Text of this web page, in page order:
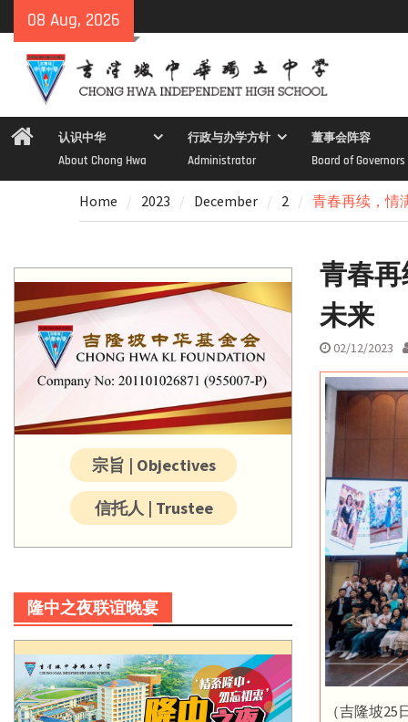
to
content
08 Aug, 2026
Home认识中华
About Chong Hwa
行政与办学方针
Administrator
董事会阵容
Board of Governors
Home 2023 December 2 青春再续，情
青春
未来
02/12/2023
（吉隆坡
宗旨 | Objectives
信托人 | Trustee
隆中之夜联谊晚宴